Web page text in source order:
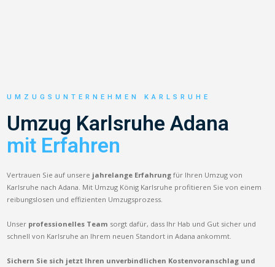
UMZUGSUNTERNEHMEN KARLSRUHE
Umzug Karlsruhe Adana
mit Erfahren
Vertrauen Sie auf unsere jahrelange Erfahrung für Ihren Umzug von
Karlsruhe nach Adana. Mit Umzug König Karlsruhe profitieren Sie von einem
reibungslosen und effizienten Umzugsprozess.
Unser professionelles Team sorgt dafür, dass Ihr Hab und Gut sicher und
schnell von Karlsruhe an Ihrem neuen Standort in Adana ankommt.
Sichern Sie sich jetzt Ihren unverbindlichen Kostenvoranschlag und